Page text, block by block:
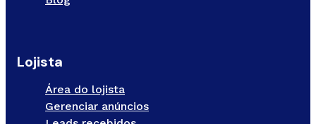
Lojista
Área do lojista
Gerenciar anúncios